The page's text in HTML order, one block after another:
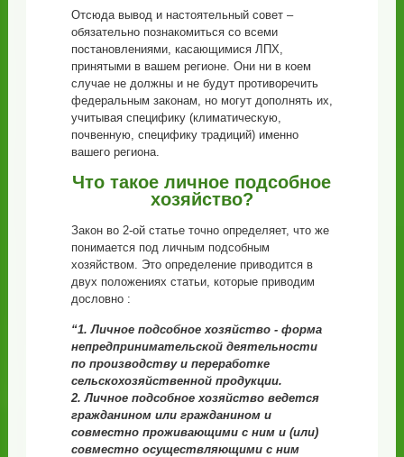
Отсюда вывод и настоятельный совет –
обязательно познакомиться со всеми
постановлениями, касающимися ЛПХ,
принятыми в вашем регионе. Они ни в коем
случае не должны и не будут противоречить
федеральным законам, но могут дополнять их,
учитывая специфику (климатическую,
почвенную, специфику традиций) именно
вашего региона.
Что такое личное подсобное
хозяйство?
Закон во 2-ой статье точно определяет, что же
понимается под личным подсобным
хозяйством. Это определение приводится в
двух положениях статьи, которые приводим
дословно :
“1. Личное подсобное хозяйство - форма
непредпринимательской деятельности
по производству и переработке
сельскохозяйственной продукции.
2. Личное подсобное хозяйство ведется
гражданином или гражданином и
совместно проживающими с ним и (или)
совместно осуществляющими с ним